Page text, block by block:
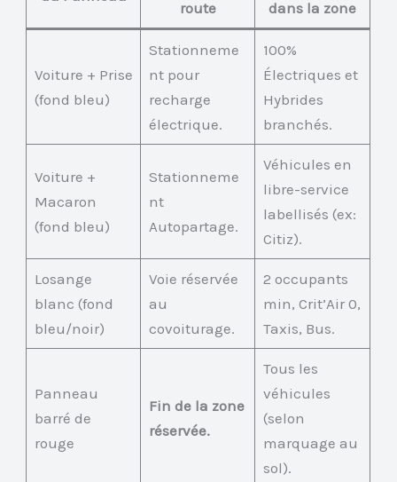
route
dans la zone
Voiture + Prise
(fond bleu)
Stationneme
nt pour
recharge
électrique.
100%
Électriques et
Hybrides
branchés.
Voiture +
Macaron
(fond bleu)
Stationneme
nt
Autopartage.
Véhicules en
libre-service
labellisés (ex:
Citiz).
Losange
blanc (fond
bleu/noir)
Voie réservée
au
covoiturage.
2 occupants
min, Crit’Air 0,
Taxis, Bus.
Panneau
barré de
rouge
Fin de la zone
réservée.
Tous les
véhicules
(selon
marquage au
sol).